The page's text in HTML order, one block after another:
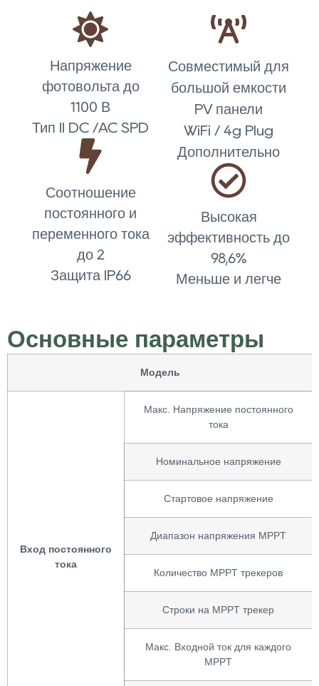
Напряжение
фотовольта до
1100 В
Тип II DC /AC SPD
Соотношение
постоянного и
переменного тока
до 2
Защита IP66
Совместимый для
большой емкости
PV панели
WiFi / 4g Plug
Дополнительно
Высокая
эффективность до
98,6%
Меньше и легче
Основные параметры
Модель
Вход постоянного
тока
Макс. Напряжение постоянного
тока
Номинальное напряжение
Стартовое напряжение
Диапазон напряжения MPPT
Количество MPPT трекеров
Строки на MPPT трекер
Макс. Входной ток для каждого
MPPT